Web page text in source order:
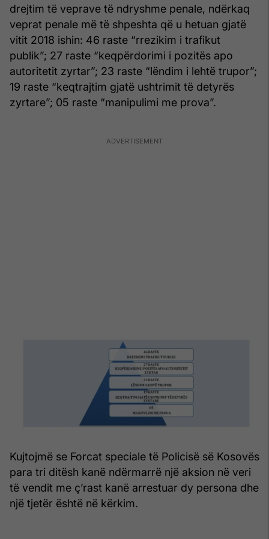
drejtim të veprave të ndryshme penale, ndërkaq
veprat penale më të shpeshta që u hetuan gjatë
vitit 2018 ishin: 46 raste “rrezikim i trafikut
publik”; 27 raste “keqpërdorimi i pozitës apo
autoritetit zyrtar”; 23 raste “lëndim i lehtë trupor”;
19 raste “keqtrajtim gjatë ushtrimit të detyrës
zyrtare”; 05 raste “manipulimi me prova”.
Kujtojmë se Forcat speciale të Policisë së Kosovës
para tri ditësh kanë ndërmarrë një aksion në veri
të vendit me ç’rast kanë arrestuar dy persona dhe
një tjetër është në kërkim.